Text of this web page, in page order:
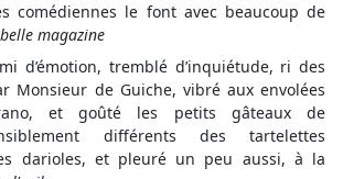
comédiennes le font avec beaucoup de
magazine
d’émotion, tremblé d’inquiétude, ri des
Monsieur de Guiche, vibré aux envolées
et goûté les petits gâteaux de
différents des tartelettes
darioles, et pleuré un peu aussi, à la